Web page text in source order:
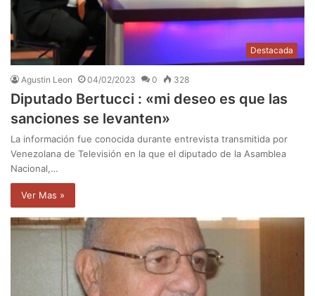
Destacada
Agustin Leon 04/02/2023 0 328
Diputado Bertucci : «mi deseo es que las
sanciones se levanten»
La información fue conocida durante entrevista transmitida por
Venezolana de Televisión en la que el diputado de la Asamblea
Nacional,…
Ver Mas »